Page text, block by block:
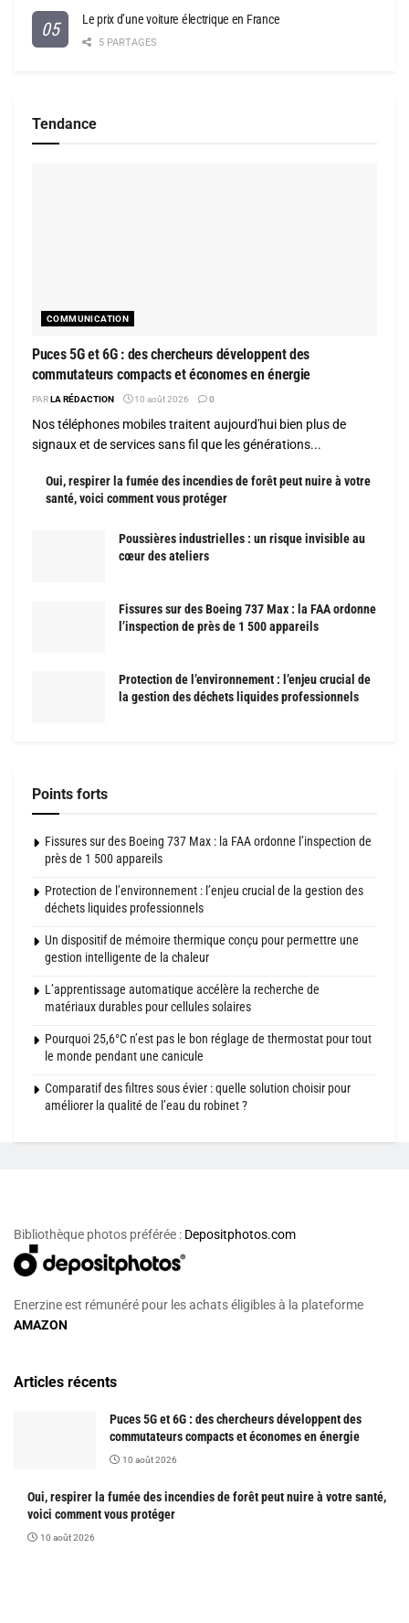
Le prix d’une voiture électrique en France
5 PARTAGES
Tendance
COMMUNICATION
Puces 5G et 6G : des chercheurs développent des
commutateurs compacts et économes en énergie
PARLA RÉDACTION 10 août 2026 0
Nos téléphones mobiles traitent aujourd'hui bien plus de
signaux et de services sans fil que les générations...
Oui, respirer la fumée des incendies de forêt peut nuire à votre
santé, voici comment vous protéger
Poussières industrielles : un risque invisible au
cœur des ateliers
Fissures sur des Boeing 737 Max : la FAA ordonne
l’inspection de près de 1 500 appareils
Protection de l’environnement : l’enjeu crucial de
la gestion des déchets liquides professionnels
Points forts
Fissures sur des Boeing 737 Max : la FAA ordonne l’inspection de
près de 1 500 appareils
Protection de l’environnement : l’enjeu crucial de la gestion des
déchets liquides professionnels
Un dispositif de mémoire thermique conçu pour permettre une
gestion intelligente de la chaleur
L’apprentissage automatique accélère la recherche de
matériaux durables pour cellules solaires
Pourquoi 25,6°C n’est pas le bon réglage de thermostat pour tout
le monde pendant une canicule
Comparatif des filtres sous évier : quelle solution choisir pour
améliorer la qualité de l’eau du robinet ?
Bibliothèque photos préférée : Depositphotos.com
Enerzine est rémunéré pour les achats éligibles à la plateforme
AMAZON
Articles récents
Puces 5G et 6G : des chercheurs développent des
commutateurs compacts et économes en énergie
10 août 2026
Oui, respirer la fumée des incendies de forêt peut nuire à votre santé,
voici comment vous protéger
10 août 2026